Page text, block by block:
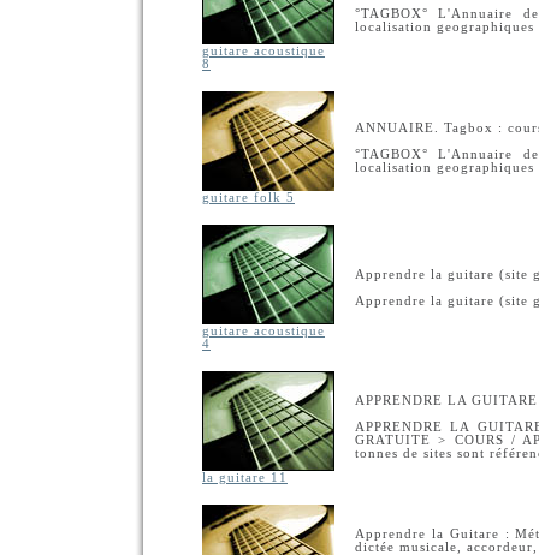
guitare acoustique
8
°TAGBOX° L'Annuaire
localisation geographiques
guitare folk 5
ANNUAIRE. Tagbox :
°TAGBOX° L'Annuaire
localisation geographiques
guitare acoustique
4
Apprendre la guitare (site
Apprendre la guitare (site
la guitare 11
APPRENDRE LA
APPRENDRE LA
GRATUITE > COURS /
tonnes de sites sont
Apprendre la Guitare :
dictée musicale,